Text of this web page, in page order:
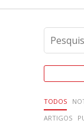
TODOS
ARTIGOS